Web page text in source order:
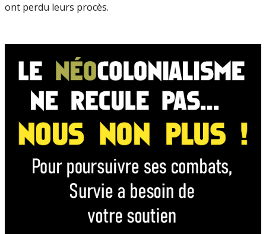
ont perdu leurs procès.